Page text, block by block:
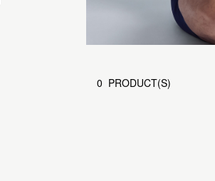
0 PRODUCT(S)